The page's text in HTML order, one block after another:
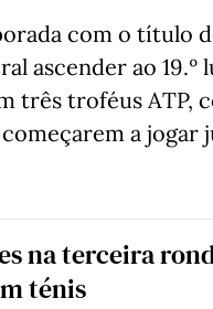
com o título
ascender ao 19.º
três troféus ATP,
a jogar
na terceira
ténis